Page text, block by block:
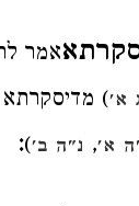
אמר
א') מדיסקרתא
א', נ"ה ב')
: